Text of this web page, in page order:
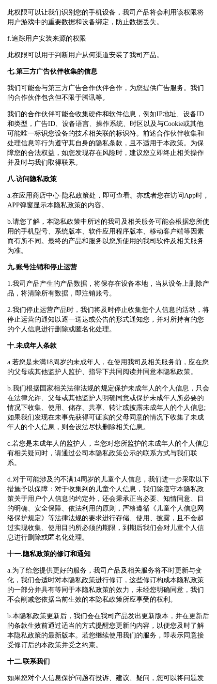
此权限可以让我们识别您的手机设备，我司产品将会利用该权限将
用户游戏中的重要数据和设备绑定，防止数据丢失。
f.追踪用户安装来源的权限
此权限可以用于判断用户从何渠道安装了我司产品。
七.第三方广告伙伴收集的信息
我们可能会与第三方广告合作伙伴合作，为您提供广告服务。我们
的合作伙伴包含但不限于腾讯等。
我们的合作伙伴可能会收集硬件和软件信息，例如IP地址、设备ID
和类型，广告ID、设备语言、操作系统、时区以及与Cookie或其他
可能唯一标识您设备的技术相关联的标识符。前述合作伙伴收集和
处理信息等行为遵守其自身的隐私条款，且不适用于本政策。为保
障您的合法权益，如您发现存在风险时，建议您立即终止相关操作
并及时与我们取得联系。
八.访问隐私政策
a.在应用商店中心-隐私政策处，即可查看。亦或者您在访问App时，
APP弹窗显示本隐私政策的内容。
b.请您了解，本隐私政策中所述的我司及相关服务可能会根据您所使
用的手机型号、系统版本、软件应用程序版本、移动客户端等因素
而有所不同。最终的产品和服务以您所使用的我司软件及相关服务
为准。
九.账号注销和停止运营
1.我司产品产生的产品数据，将保存在设备本地，当从设备上删除产
品，将清除所有数据，即注销账号。
2.我们停止运营产品时，我们将及时停止收集您个人信息的活动，将
停止运营的通知以逐一送达或公告的形式通知您，并对所持有的您
的个人信息进行删除或匿名化处理。
十.未成年人条款
a.若您是未满18周岁的未成年人，在使用我司及相关服务前，应在您
的父母或其他监护人监护、指导下共同阅读并同意本隐私政策。
b.我们根据国家相关法律法规的规定保护未成年人的个人信息，只会
在法律允许、父母或其他监护人明确同意或保护未成年人所必要的
情况下收集、使用、储存、共享、转让或披露未成年人的个人信息;
如果我们发现在未事先获得可证实的父母同意的情况下收集了未成
年人的个人信息，则会设法尽快删除相关信息。
c.若您是未成年人的监护人，当您对您所监护的未成年人的个人信息
有相关疑问时，请通过公司本隐私政策公示的联系方式与我们联
系。
d.对于可能涉及的不满14周岁的儿童个人信息，我们进一步采取以下
措施予以保障：对于收集到的儿童个人信息，我们除遵守本隐私政
策关于用户个人信息的约定外，还会秉承正当必要、知情同意、目
的明确、安全保障、依法利用的原则，严格遵循《儿童个人信息网
络保护规定》等法律法规的要求进行存储、使用、披露，且不会超
过实现收集、使用目的所必须的期限，到期后我们会对儿童个人信
息进行删除或匿名化处理。
十一.隐私政策的修订和通知
a.为了给您提供更好的服务，我司产品及相关服务将不时更新与变
化，我们会适时对本隐私政策进行修订，这些修订构成本隐私政策
的一部分并具有等同于本隐私政策的效力，未经您明确同意，我们
不会削减您依据当前生效的本隐私政策所应享受的权利。
b.本隐私政策更新后，我们会在我司产品发出更新版本，并在更新后
的条款生效前通过适当的方式提醒您更新的内容，以便您及时了解
本隐私政策的最新版本。若您继续使用我们的服务，即表示同意接
受修订后的本政策并受之约束。
十二.联系我们
如果您对个人信息保护问题有投诉、建议、疑问，您可以将问题发